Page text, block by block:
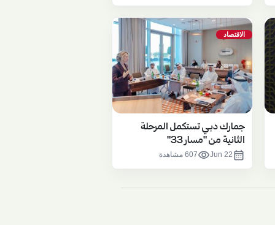
الاقتصاد
جمارك دبـي تستكمل المرحلة
الثانية من "مسار 33"
calendar_month
Jun 22
visibility607 مشاهدة